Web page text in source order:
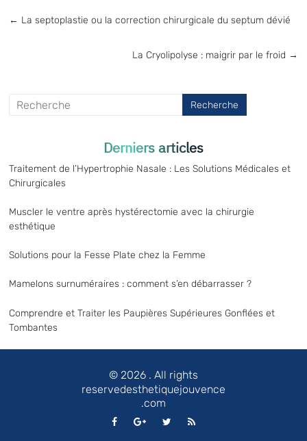
← La septoplastie ou la correction chirurgicale du septum dévié
La Cryolipolyse : maigrir par le froid →
Derniers articles
Traitement de l’Hypertrophie Nasale : Les Solutions Médicales et
Chirurgicales
Muscler le ventre après hystérectomie avec la chirurgie
esthétique
Solutions pour la Fesse Plate chez la Femme
Mamelons surnuméraires : comment s’en débarrasser ?
Comprendre et Traiter les Paupières Supérieures Gonflées et
Tombantes
© 2026 . All rights
reservedesthetiquejouvence
.com